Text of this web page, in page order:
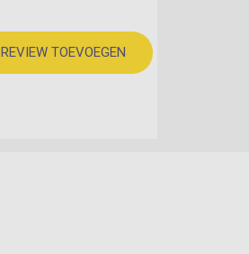
REVIEW TOEVOEGEN